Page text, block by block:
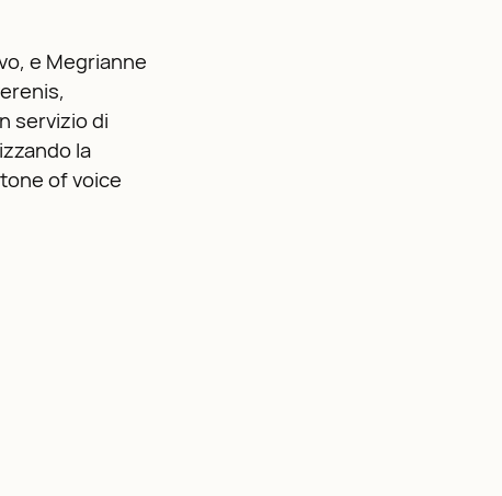
e Megrianne
servizio di
la
of voice